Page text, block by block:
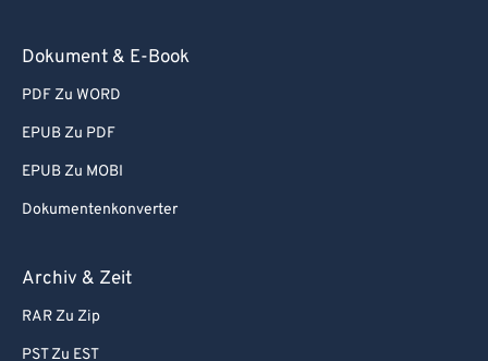
Dokument & E-Book
PDF Zu WORD
EPUB Zu PDF
EPUB Zu MOBI
Dokumentenkonverter
Archiv & Zeit
RAR Zu Zip
PST Zu EST